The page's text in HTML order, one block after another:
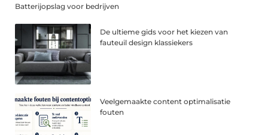
Batterijopslag voor bedrijven
De ultieme gids voor het kiezen van
fauteuil design klassiekers
Veelgemaakte content optimalisatie
fouten